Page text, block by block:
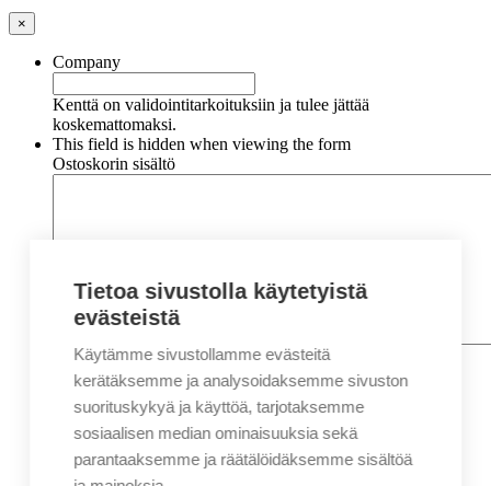
×
Company
Kenttä on validointitarkoituksiin ja tulee jättää
koskemattomaksi.
This field is hidden when viewing the form
Ostoskorin sisältö
Nimi*
Etunimi
Sukunimi
Sähköposti*
Tietoa sivustolla käytetyistä
evästeistä
Käytämme sivustollamme evästeitä
kerätäksemme ja analysoidaksemme sivuston
suorituskykyä ja käyttöä, tarjotaksemme
sosiaalisen median ominaisuuksia sekä
parantaaksemme ja räätälöidäksemme sisältöä